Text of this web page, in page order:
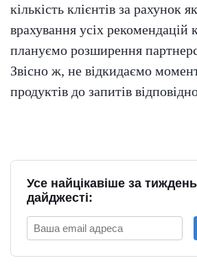
кількість клієнтів за рахунок
врахування усіх рекомендацій
плануємо розширення
Звісно ж, не відкидаємо
продуктів до запитів
Усе найцікавіше за
дайджесті: